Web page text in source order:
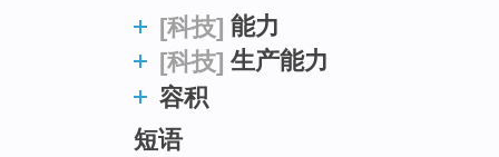
[科技] 能力
[科技] 生产能力
容积
短语